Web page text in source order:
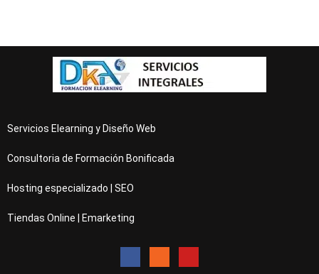
Servicios Elearning y Diseño Web
Consultoria de Formación Bonificada
Hosting especializado | SEO
Tiendas Online | Emarketing